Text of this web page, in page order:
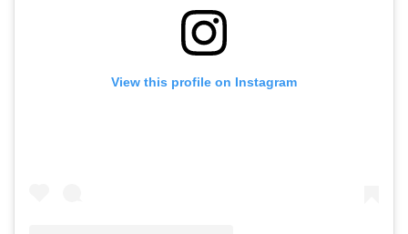
View this profile on Instagram